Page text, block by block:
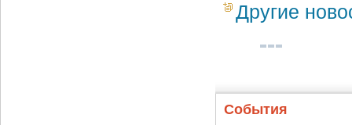
Другие
События